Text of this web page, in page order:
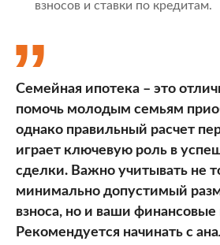
взносов и ставки по кредитам.
Семейная ипотека – это
помочь молодым семьям
однако правильный расчет
играет ключевую роль в
сделки. Важно учитывать не
минимально допустимый
взноса, но и ваши
Рекомендуется начинать с